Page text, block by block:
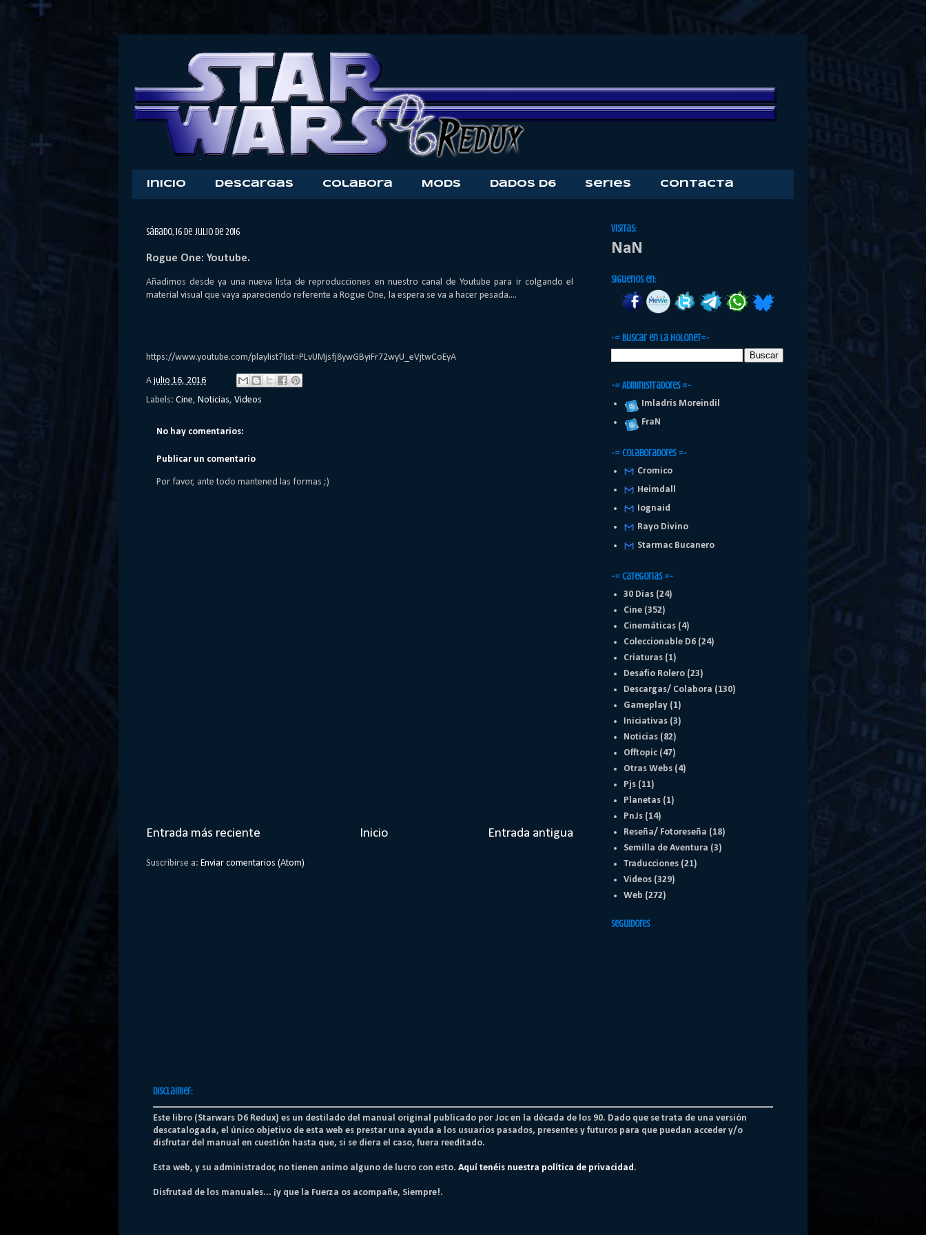
Inicio Descargas Colabora Mods Dados D6 Series Contacta
sábado, 16 de julio de 2016
Rogue One: Youtube.
Añadimos desde ya una nueva lista de reproducciones en nuestro canal de Youtube para ir colgando el
material visual que vaya apareciendo referente a Rogue One, la espera se va a hacer pesada....
https://www.youtube.com/playlist?list=PLvUMjsfj8ywGByiFr72wyU_eVjtwCoEyA
A julio 16, 2016
Labels: Cine, Noticias, Videos
No hay comentarios:
Publicar un comentario
Por favor, ante todo mantened las formas ;)
Entrada más reciente Entrada antigua
Inicio
Suscribirse a: Enviar comentarios (Atom)
Visitas:
NaN
Siguenos en:
-= Buscar en la Holonet=-
-= Administradores =-
Imladris Moreindil
FraN
-= Colaboradores =-
Cromico
Heimdall
Iognaid
Rayo Divino
Starmac Bucanero
-= Categorias =-
30 Dias (24)
Cine (352)
Cinemáticas (4)
Coleccionable D6 (24)
Criaturas (1)
Desafio Rolero (23)
Descargas/ Colabora (130)
Gameplay (1)
Iniciativas (3)
Noticias (82)
Offtopic (47)
Otras Webs (4)
Pjs (11)
Planetas (1)
PnJs (14)
Reseña/ Fotoreseña (18)
Semilla de Aventura (3)
Traducciones (21)
Videos (329)
Web (272)
Seguidores
Disclaimer:
Este libro (Starwars D6 Redux) es un destilado del manual original publicado por Joc en la década de los 90. Dado que se trata de una versión
descatalogada, el único objetivo de esta web es prestar una ayuda a los usuarios pasados, presentes y futuros para que puedan acceder y/o
disfrutar del manual en cuestión hasta que, si se diera el caso, fuera reeditado.
Esta web, y su administrador, no tienen animo alguno de lucro con esto. Aquí tenéis nuestra política de privacidad.
Disfrutad de los manuales... ¡y que la Fuerza os acompañe, Siempre!.